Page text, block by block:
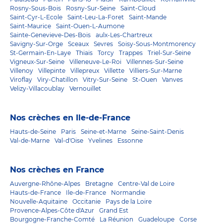
Rosny-Sous-Bois
Rosny-Sur-Seine
Saint-Cloud
Saint-Cyr-L-Ecole
Saint-Leu-La-Foret
Saint-Mande
Saint-Maurice
Saint-Ouen-L-Aumone
Sainte-Genevieve-Des-Bois
aulx-Les-Chartreux
Savigny-Sur-Orge
Sceaux Sevres
Soisy-Sous-Montmorency
St-Germain-En-Laye
Thiais Torcy Trappes
Triel-Sur-Seine
Vigneux-Sur-Seine
Villeneuve-Le-Roi
Villennes-Sur-Seine
Villenoy
Villepinte Villepreux Villette
Villiers-Sur-Marne
Viroflay
Viry-Chatillon Vitry-Sur-Seine St-Ouen
Vanves
Velizy-Villacoublay
Vernouillet
Nos crèches en Ile-de-France
Hauts-de-Seine Paris Seine-et-Marne
Seine-Saint-Denis
Val-de-Marne
Val-d'Oise Yvelines Essonne
Nos crèches en France
Auvergne-Rhône-Alpes Bretagne
Centre-Val de Loire
Hauts-de-France
Ile-de-France
Normandie
Nouvelle-Aquitaine
Occitanie
Pays de la Loire
Provence-Alpes-Côte d'Azur
Grand Est
Bourgogne-Franche-Comté
La Réunion Guadeloupe Corse